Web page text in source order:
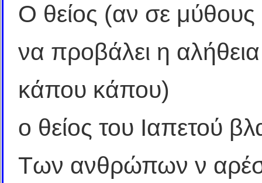
Ο θείος (αν σε μύθους
να προβάλει η αλήθεια
κάπου κάπου)
ο θείος του Ιαπετού
Των ανθρώπων ν